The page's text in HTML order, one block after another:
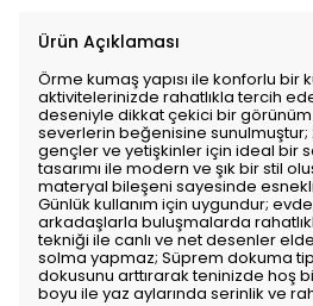
Ürün Açıklaması
Örme kumaş yapısı ile konforlu bir
aktivitelerinizde rahatlıkla tercih
deseniyle dikkat çekici bir görünüm
severlerin beğenisine sunulmuştur;
gençler ve yetişkinler için ideal bir
tasarımı ile modern ve şık bir stil
materyal bileşeni sayesinde
Günlük kullanım için uygundur;
arkadaşlarla buluşmalarda
tekniği ile canlı ve net desenler
solma yapmaz; Süprem dokuma
dokusunu arttırarak teninizde hoş bir
boyu ile yaz aylarında serinlik ve